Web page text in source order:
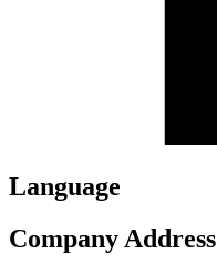
Language
Company Address